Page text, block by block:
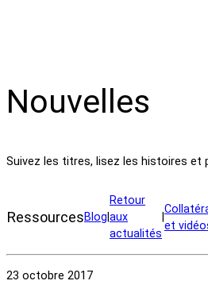
Nouvelles
Suivez les titres, lisez les histoires et
RessourcesBlog
Retour
aux
actualités
et
23 octobre 2017